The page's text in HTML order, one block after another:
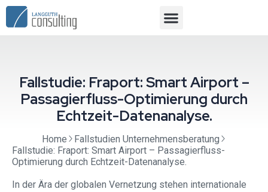
Fallstudie: Fraport: Smart Airport –
Passagierfluss-Optimierung durch
Echtzeit-Datenanalyse.
Home
Fallstudien Unternehmensberatung
Fallstudie: Fraport: Smart Airport – Passagierfluss-
Optimierung durch Echtzeit-Datenanalyse.
In der Ära der globalen Vernetzung stehen internationale